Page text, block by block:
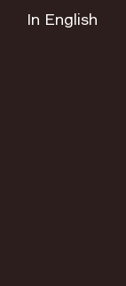
In English